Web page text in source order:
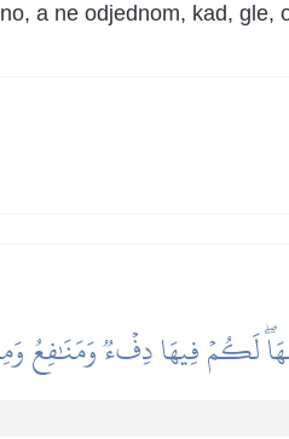
a ne odjednom, kad,
لَكُمۡ فِيهَا دِفۡءٞ وَمَنَٰفِعُ